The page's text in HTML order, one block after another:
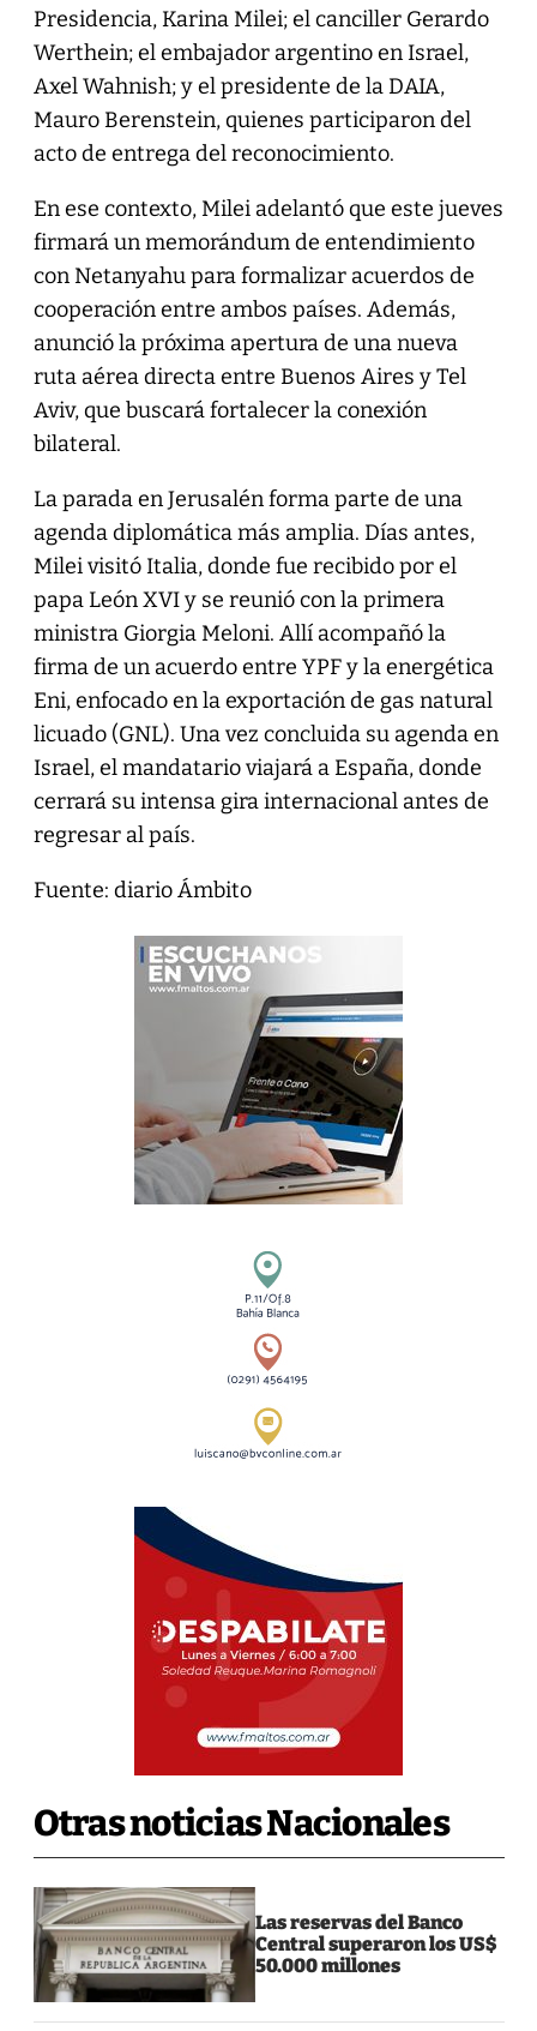
Presidencia, Karina Milei; el canciller Gerardo
Werthein; el embajador argentino en Israel,
Axel Wahnish; y el presidente de la DAIA,
Mauro Berenstein, quienes participaron del
acto de entrega del reconocimiento.
En ese contexto, Milei adelantó que este jueves
firmará un memorándum de entendimiento
con Netanyahu para formalizar acuerdos de
cooperación entre ambos países. Además,
anunció la próxima apertura de una nueva
ruta aérea directa entre Buenos Aires y Tel
Aviv, que buscará fortalecer la conexión
bilateral.
La parada en Jerusalén forma parte de una
agenda diplomática más amplia. Días antes,
Milei visitó Italia, donde fue recibido por el
papa León XVI y se reunió con la primera
ministra Giorgia Meloni. Allí acompañó la
firma de un acuerdo entre YPF y la energética
Eni, enfocado en la exportación de gas natural
licuado (GNL). Una vez concluida su agenda en
Israel, el mandatario viajará a España, donde
cerrará su intensa gira internacional antes de
regresar al país.
Fuente: diario Ámbito
Otras noticias Nacionales
Las reservas del Banco
Central superaron los US$
50.000 millones